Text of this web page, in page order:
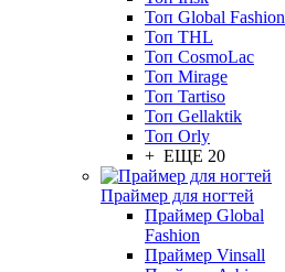
Топ Global Fashion
Топ THL
Топ CosmoLac
Топ Mirage
Топ Tartiso
Топ Gellaktik
Топ Orly
+ ЕЩЕ 20
Праймер для ногтей
Праймер Global
Fashion
Праймер Vinsall